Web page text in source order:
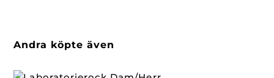
Andra köpte även